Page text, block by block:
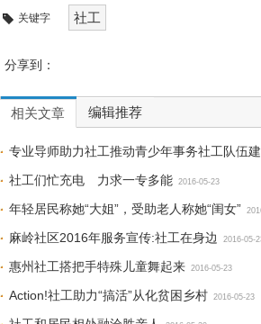
关键字 社工
分享到：
相关文章 编辑推荐
专业导师助力社工推动青少年事务社工队伍
社工们忙充电 力求一专多能 2016-05-23
年轻居民称她“大姐”，受助老人称她“闺女”
麻岭社区2016年服务宣传:社工在身边 2016-05-
惠州社工搭把手特殊儿童舞起来 2016-05-23
Action!社工助力“搞活”从化贫困乡村 2016-05-23